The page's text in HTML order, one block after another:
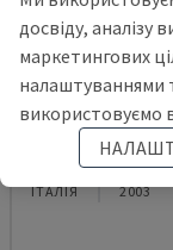
MYNX 550
DAEWOO -
ІТАЛІЯ 2003
досвіду, аналізу
маркетингових
налаштуваннями
використовуємо